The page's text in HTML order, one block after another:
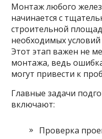
Монтаж любого
начинается с
строительной
необходимых
Этот этап важен не
монтажа, ведь
могут привести к
Главные задачи
включают:
Проверка